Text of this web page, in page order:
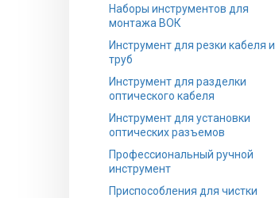
Наборы инструментов для
монтажа ВОК
Инструмент для резки кабеля и
труб
Инструмент для разделки
оптического кабеля
Инструмент для установки
оптических разъемов
Профессиональный ручной
инструмент
Приспособления для чистки